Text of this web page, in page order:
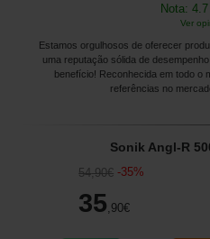
Nota:
Ver
Estamos orgulhosos de oferecer
uma reputação sólida de
benefício! Reconhecida em todo o
referências no
Sonik Angl-R
54,90€ -35%
35 ,90€